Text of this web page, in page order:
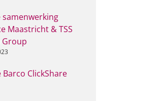
Maastricht & TSS
Group
ClickShare